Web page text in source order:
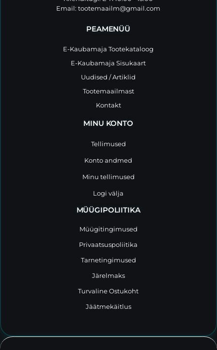
Email:tootemaailm@gmail.com
PEAMENÜÜ
E-Kaubamaja Tootekataloog
E-Kaubamaja Sisukaart
Uudised / Artiklid
Tootemaailmast
Kontakt
MINU KONTO
Tellimused
Konto andmed
Minu tellimused
Logi välja
MÜÜGIPOLIITIKA
Müügitingimused
Privaatsuspoliitika
Tarnetingimused
Järelmaks
Turvaline Ostukoht
Jäätmekäitlus